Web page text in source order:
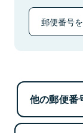
郵便番号
他の郵便番